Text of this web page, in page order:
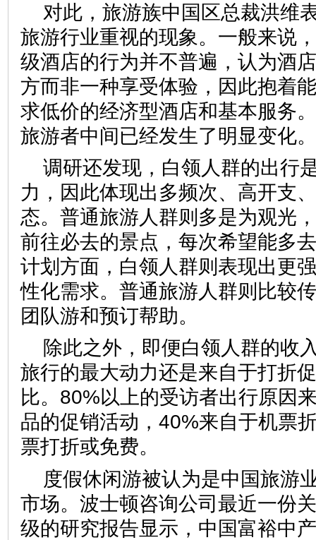
对此，旅游族中国区总裁洪维
旅游行业重视的现象。一般来说
级酒店的行为并不普遍，认为酒
方而非一种享受体验，因此抱着
求低价的经济型酒店和基本服务
旅游者中间已经发生了明显变化。
调研还发现，白领人群的出行
力，因此体现出多频次、高开支
态。普通旅游人群则多是为观光
前往必去的景点，每次希望能多
计划方面，白领人群则表现出更
性化需求。普通旅游人群则比较
团队游和预订帮助。
除此之外，即便白领人群的收
旅行的最大动力还是来自于打折
比。80%以上的受访者出行原因
品的促销活动，40%来自于机票
票打折或免费。
度假休闲游被认为是中国旅游
市场。波士顿咨询公司最近一份
级的研究报告显示，中国富裕中